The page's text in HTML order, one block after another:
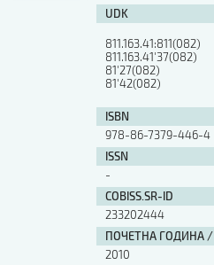
UDK
811.163.41:811(082)
811.163.41'37(082)
81'27(082)
81'42(082)
ISBN
978-86-7379-446-4
ISSN
-
COBISS.SR-ID
233202444
ПОЧЕТНА ГОДИНА /
2010